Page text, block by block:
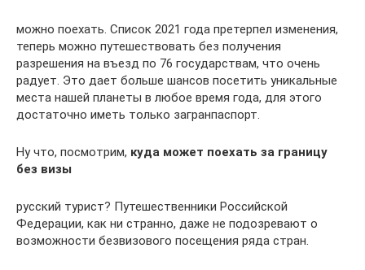
можно поехать. Список 2021 года претерпел изменения,
теперь можно путешествовать без получения
разрешения на въезд по 76 государствам, что очень
радует. Это дает больше шансов посетить уникальные
места нашей планеты в любое время года, для этого
достаточно иметь только загранпаспорт.
Ну что, посмотрим, куда может поехать за границу
без визы
русский турист? Путешественники Российской
Федерации, как ни странно, даже не подозревают о
возможности безвизового посещения ряда стран.